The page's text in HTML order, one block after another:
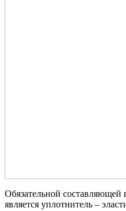
Обязательной составляющей
является уплотнитель –